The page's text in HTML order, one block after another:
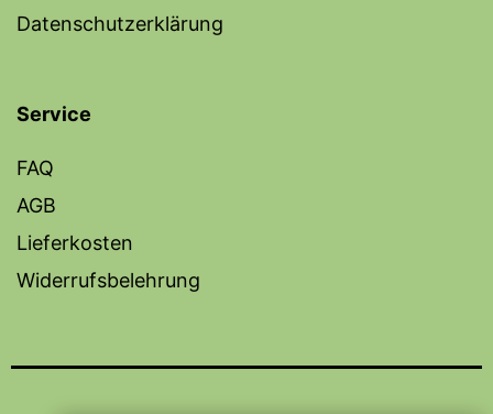
Datenschutzerklärung
Service
FAQ
AGB
Lieferkosten
Widerrufsbelehrung